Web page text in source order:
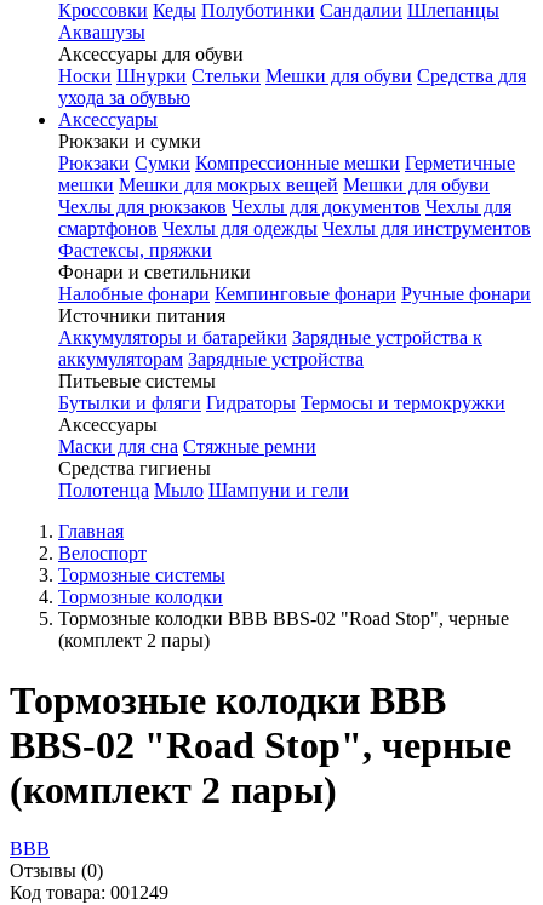
Кроссовки Кеды Полуботинки Сандалии Шлепанцы
Аквашузы
Аксессуары для обуви
Носки Шнурки Стельки Мешки для обуви Средства для
ухода за обувью
Аксессуары
Рюкзаки и сумки
Рюкзаки Сумки Компрессионные мешки Герметичные
мешки Мешки для мокрых вещей Мешки для обуви
Чехлы для рюкзаков Чехлы для документов Чехлы для
смартфонов Чехлы для одежды Чехлы для инструментов
Фастексы, пряжки
Фонари и светильники
Налобные фонари Кемпинговые фонари Ручные фонари
Источники питания
Аккумуляторы и батарейки Зарядные устройства к
аккумуляторам Зарядные устройства
Питьевые системы
Бутылки и фляги Гидраторы Термосы и термокружки
Аксессуары
Маски для сна Стяжные ремни
Средства гигиены
Полотенца Мыло Шампуни и гели
Главная
Велоспорт
Тормозные системы
Тормозные колодки
Тормозные колодки BBB BBS-02 "Road Stop", черные
(комплект 2 пары)
Тормозные колодки BBB
BBS-02 "Road Stop", черные
(комплект 2 пары)
BBB
Отзывы (0)
Код товара: 001249